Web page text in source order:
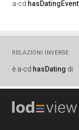
a-cd:hasDatingEvent
RELAZIONI INVERSE
è a-cd:hasDating di